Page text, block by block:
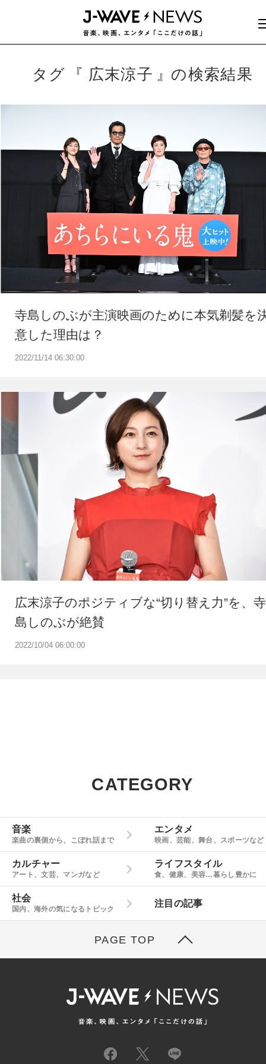
タグ 広末涼子 の検索結果
2022/11/14 06:30:00
寺島しのぶが主演映画のために本気剃髪を
意した理由は？
2022/10/04 06:00:00
広末涼子のポジティブな“切り替え力”を、寺
島しのぶが絶賛
CATEGORY
音楽
楽曲の裏側から、こぼれ話まで
エンタメ
映画、芸能、舞台、スポーツなど
カルチャー
アート、文芸、マンガなど
ライフスタイル
食、健康、美容…暮らし豊かに
社会
国内、海外の気になるトピック
注目の記事
PAGE TOP